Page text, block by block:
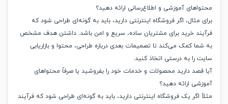
آموزشی و اطلاع‌رسانی ارائه دهید؟
مثال، اگر فروشگاه اینترنتی دارید، باید به گونه‌ای طراحی شود که
خرید برای مشتریان ساده، سریع و امن باشد. داشتن هدف مشخص
کمک می‌کند تا تصمیمات بعدی درباره طراحی، محتوا و بازاریابی
را به درستی اتخاذ کنید.
دارید محصولات و خدمات خود را بفروشید یا صرفاً محتواهای
ارائه دهید؟
اگر یک فروشگاه اینترنتی دارید، باید به گونه‌ای طراحی شود که فرآیند